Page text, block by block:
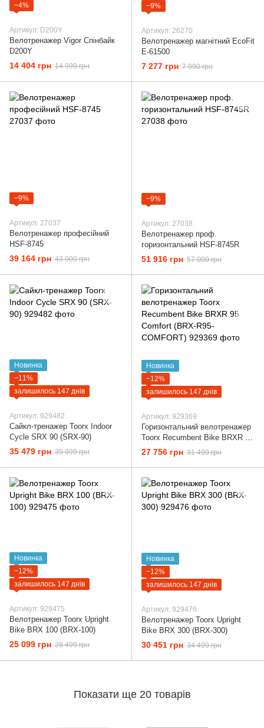
−4%
Артикул: D200Y
Велотренажер Vigor Спінбайк
D200Y
14 404 грн 14 999 грн
−9%
Артикул: 26270
Велотренажер магнітний EcoFit
E-61500
7 277 грн 7 990 грн
−9%
Артикул: 27037
Велотренажер професійний
HSF-8745
39 164 грн 43 000 грн
−9%
Артикул: 27038
Велотренажер проф.
горизонтальний HSF-8745R
51 916 грн 57 000 грн
Новинка
−11%
залишилось 147 днів
Артикул: 929482
Сайкл-тренажер Toorx Indoor
Cycle SRX 90 (SRX-90)
35 479 грн 39 999 грн
Новинка
−12%
залишилось 147 днів
Артикул: 929369
Горизонтальний велотренажер
Toorx Recumbent Bike BRXR 95
Comfort (BRX-R95-COMFORT)
27 756 грн 31 499 грн
Новинка
−12%
залишилось 147 днів
Артикул: 929475
Велотренажер Toorx Upright
Bike BRX 100 (BRX-100)
25 099 грн 28 499 грн
Новинка
−12%
залишилось 147 днів
Артикул: 929476
Велотренажер Toorx Upright
Bike BRX 300 (BRX-300)
30 451 грн 34 499 грн
Показати ще 20 товарів